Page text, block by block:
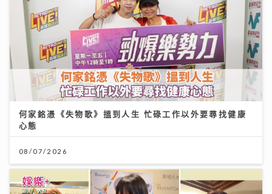
何家銘憑《失物歌》搵到人生 忙碌工作以外要尋找健康
心態
08/07/2026